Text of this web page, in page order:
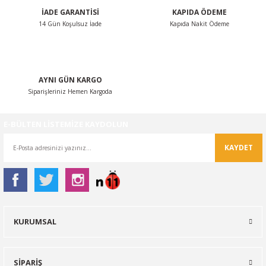
Bu ürüne benzer farklı alternatifler olmalı.
İADE GARANTİSİ
14 Gün Koşulsuz İade
KAPIDA ÖDEME
Kapıda Nakit Ödeme
AYNI GÜN KARGO
Siparişleriniz Hemen Kargoda
KAYDET
KURUMSAL
SİPARİŞ